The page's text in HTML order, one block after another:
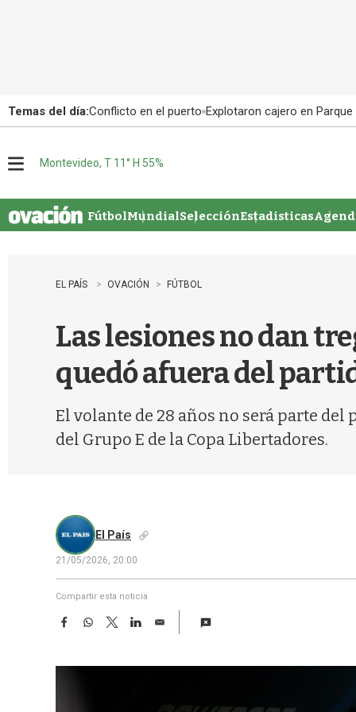
Temas del día:Conflicto en el puerto Explotaron cajero en
u
Montevideo, T 11° H 55%
FútbolMundialSelecciónEstadisticas
EL PAÍS OVACIÓN FÚTBOL
Las lesiones no dan
quedó afuera del
El volante de 28 años no será parte
del Grupo E de la Copa Libertadores.
El País
21/05/2026, 20:00
Compartir esta noticia
F
e
W
t
T
w
t
L
k
E
i